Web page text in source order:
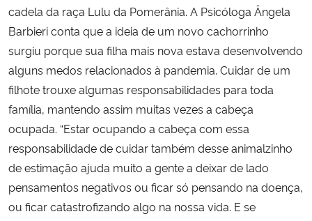
cadela da raça Lulu da Pomerânia. A Psicóloga Ângela
Barbieri conta que a ideia de um novo cachorrinho
surgiu porque sua filha mais nova estava desenvolvendo
alguns medos relacionados à pandemia. Cuidar de um
filhote trouxe algumas responsabilidades para toda
família, mantendo assim muitas vezes a cabeça
ocupada. “Estar ocupando a cabeça com essa
responsabilidade de cuidar também desse animalzinho
de estimação ajuda muito a gente a deixar de lado
pensamentos negativos ou ficar só pensando na doença,
ou ficar catastrofizando algo na nossa vida. E se